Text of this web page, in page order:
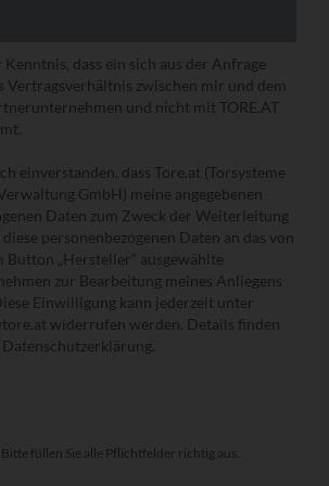
*Kenntnis, dass ein sich aus der Anfrage
Vertragsverhältnis zwischen mir und dem
und nicht mit TORE.AT
*
einverstanden, dass Tore.at (Torsysteme
GmbH) meine angegebenen
Daten zum Zweck der Weiterleitung
personenbezogenen Daten an das von
Button „Hersteller“ ausgewählte
zur Bearbeitung meines Anliegens
Einwilligung kann jederzeit unter
widerrufen werden. Details finden
Datenschutzerklärung
* Bitte füllen Sie alle Pflichtfelder richtig aus.